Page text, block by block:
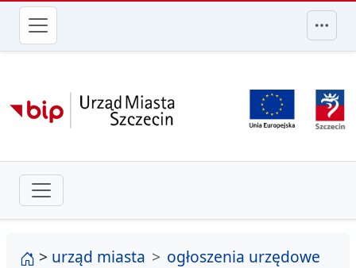
przejdź do głównego menu
strona główna
> urząd miasta
ogłoszenia urzędowe